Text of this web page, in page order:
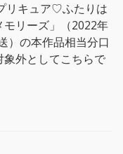
リキュア♡ふたりは
リーズ」（2022年
）の本作品相当分口
外としてこちらで